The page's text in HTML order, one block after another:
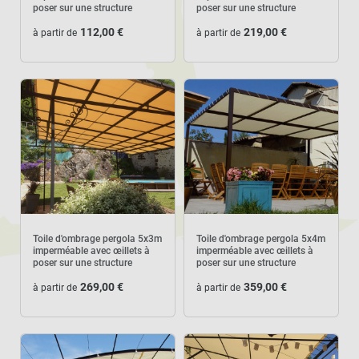
poser sur une structure
à partir de 112,00 €
poser sur une structure
à partir de 219,00 €
Toile d'ombrage pergola 5x3m
imperméable avec œillets à
poser sur une structure
à partir de 269,00 €
Toile d'ombrage pergola 5x4m
imperméable avec œillets à
poser sur une structure
à partir de 359,00 €